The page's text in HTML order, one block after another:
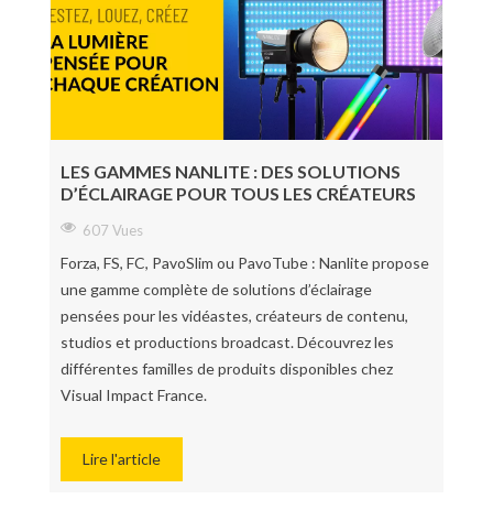
LES GAMMES NANLITE : DES SOLUTIONS
D’ÉCLAIRAGE POUR TOUS LES CRÉATEURS
607 Vues
Forza, FS, FC, PavoSlim ou PavoTube : Nanlite propose
une gamme complète de solutions d’éclairage
pensées pour les vidéastes, créateurs de contenu,
studios et productions broadcast. Découvrez les
différentes familles de produits disponibles chez
Visual Impact France.
Lire l'article